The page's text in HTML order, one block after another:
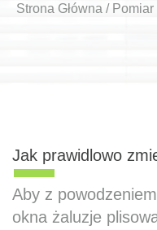
Strona Główna / Pomiar
Jak prawidlowo
Aby z
okna żaluzje